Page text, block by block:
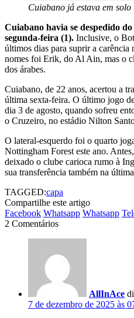
Cuiabano já estava em
Cuiabano havia se despedido
segunda-feira (1). Inclusive, o
últimos dias para suprir a carência
nomes foi Erik, do Al Ain, mas o
dos árabes.
Cuiabano, de 22 anos, acertou a
última sexta-feira. O último jogo
dia 3 de agosto, quando sofreu
o Cruzeiro, no estádio Nilton
O lateral-esquerdo foi o quarto
Nottingham Forest este ano.
deixado o clube carioca rumo à
sua transferência também na
TAGGED:capa
Compartilhe este artigo
Facebook Whatsapp Whatsapp
2 Comentários
AllInAce
7 de dezembro de 2025 às